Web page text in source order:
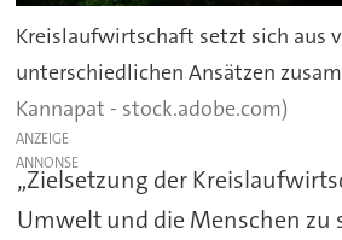
Kreislaufwirtschaft setzt sich aus
unterschiedlichen Ansätzen
Kannapat - stock.adobe.com)
ANZEIGE
„Zielsetzung der
Umwelt und die Menschen zu